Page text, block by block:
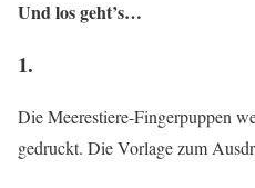
Und los geht’s…
1.
Die Meerestiere-Fingerpuppen
gedruckt. Die Vorlage zum